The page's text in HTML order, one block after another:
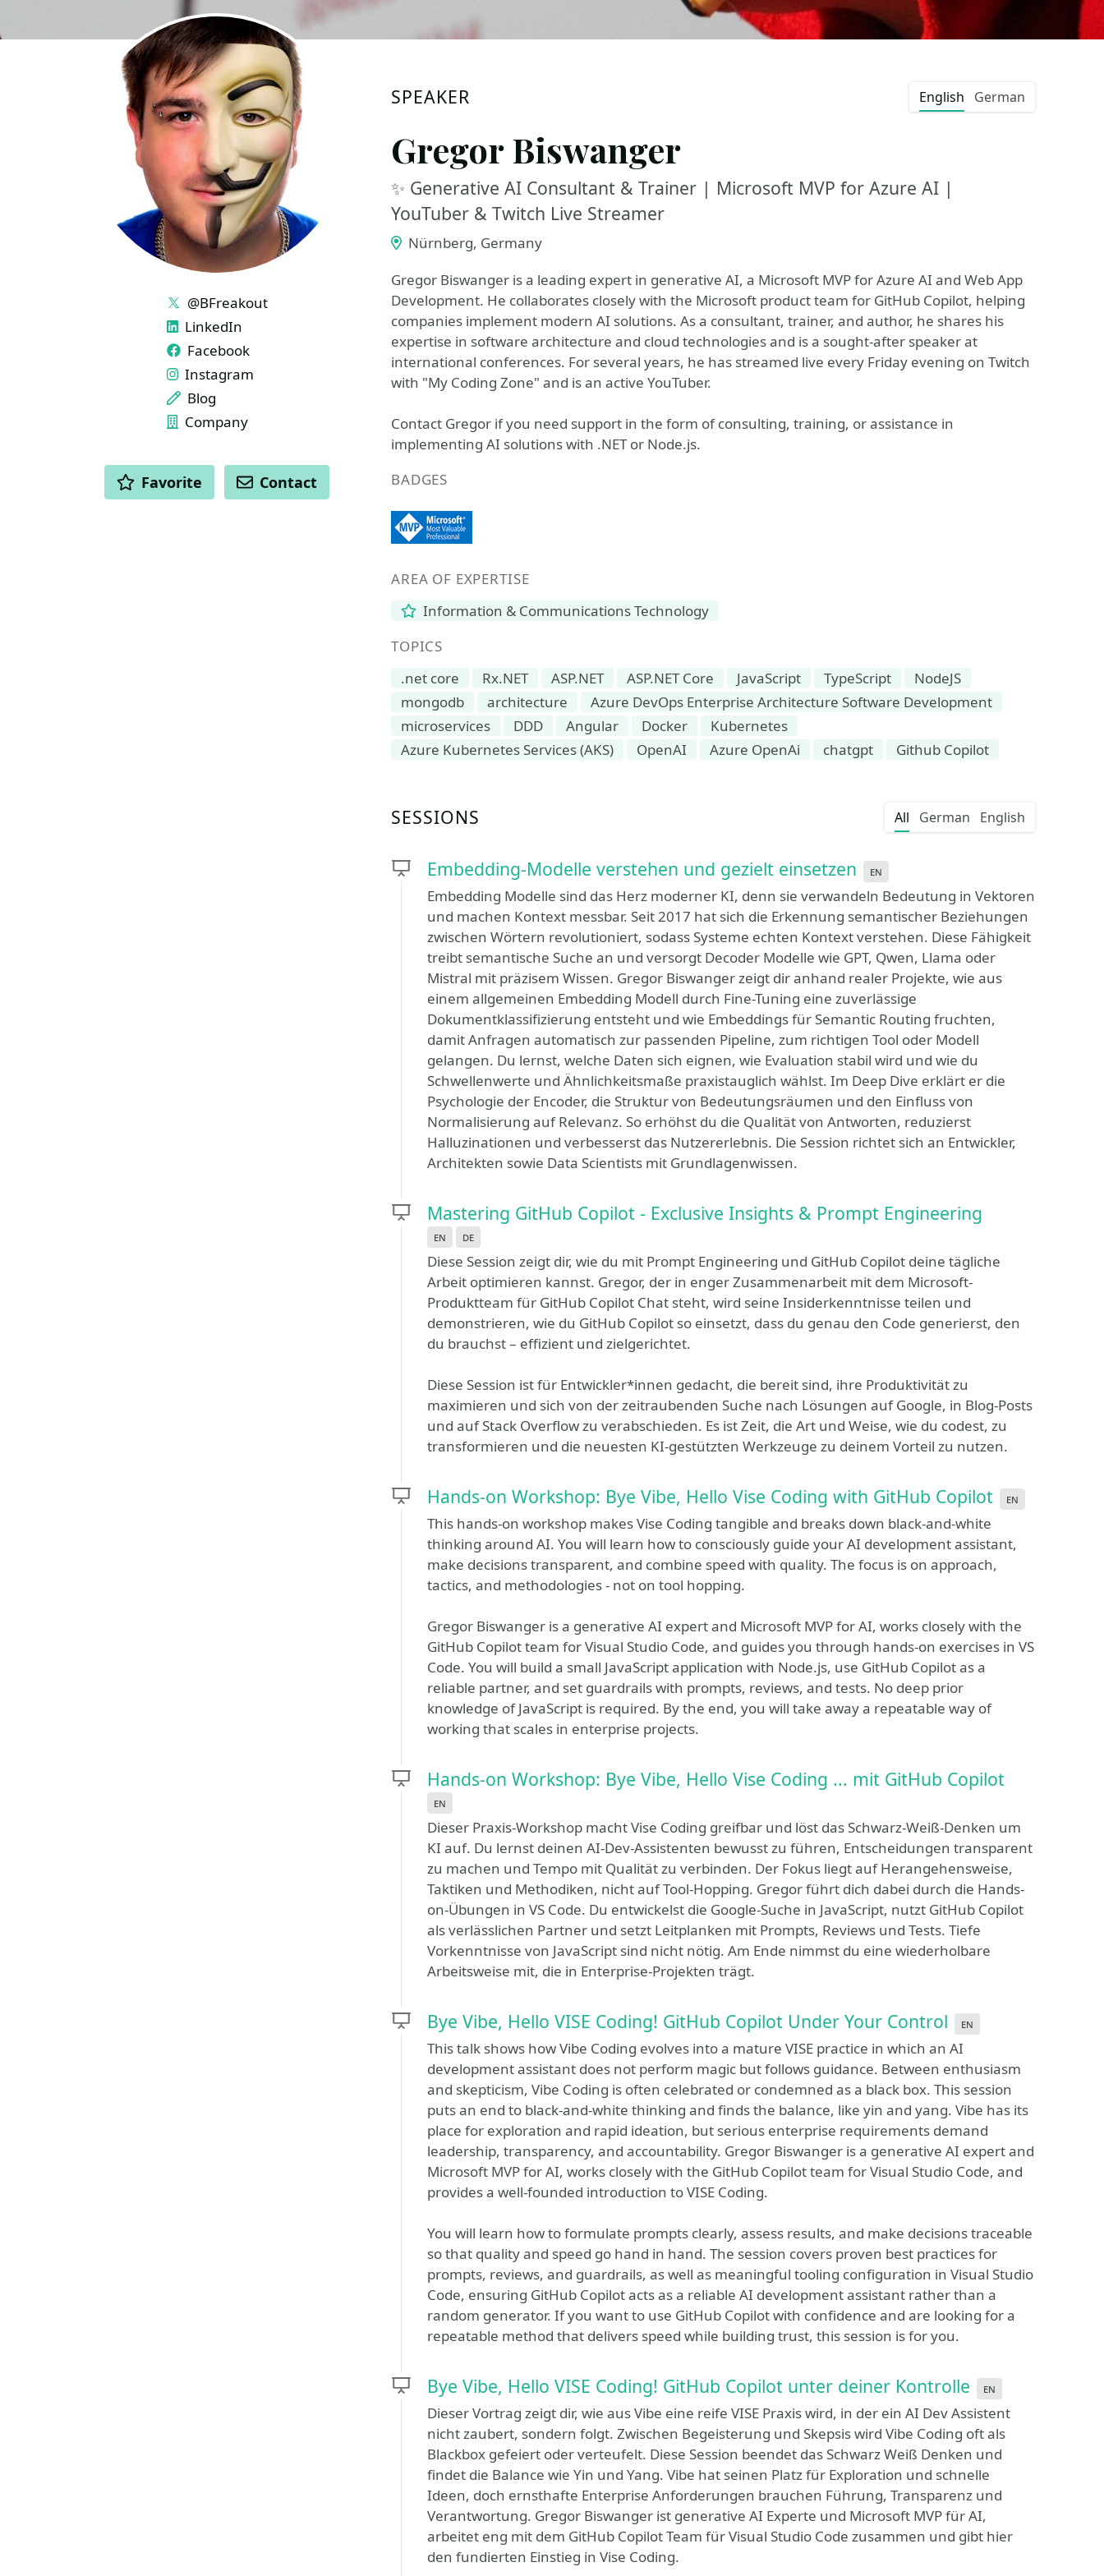
SPEAKER English German
Gregor Biswanger
✨ Generative AI Consultant & Trainer | Microsoft MVP for Azure AI |
YouTuber & Twitch Live Streamer
Nürnberg, Germany
Gregor Biswanger is a leading expert in generative AI, a Microsoft MVP for Azure AI and Web App
Development. He collaborates closely with the Microsoft product team for GitHub Copilot, helping
companies implement modern AI solutions. As a consultant, trainer, and author, he shares his
expertise in software architecture and cloud technologies and is a sought-after speaker at
international conferences. For several years, he has streamed live every Friday evening on Twitch
with "My Coding Zone" and is an active YouTuber.
Contact Gregor if you need support in the form of consulting, training, or assistance in
implementing AI solutions with .NET or Node.js.
BADGES
AREA OF EXPERTISE
Information & Communications Technology
TOPICS
.net core
Rx.NET ASP.NET ASP.NET Core JavaScript TypeScript
NodeJS
mongodb
architecture
Azure DevOps Enterprise Architecture Software Development
microservices
DDD Angular Docker
Kubernetes
Azure Kubernetes Services (AKS)
OpenAI Azure OpenAi chatgpt Github Copilot
SESSIONS All German English
Embedding-Modelle verstehen und gezielt einsetzen en
Embedding Modelle sind das Herz moderner KI, denn sie verwandeln Bedeutung in Vektoren
und machen Kontext messbar. Seit 2017 hat sich die Erkennung semantischer Beziehungen
zwischen Wörtern revolutioniert, sodass Systeme echten Kontext verstehen. Diese Fähigkeit
treibt semantische Suche an und versorgt Decoder Modelle wie GPT, Qwen, Llama oder
Mistral mit präzisem Wissen. Gregor Biswanger zeigt dir anhand realer Projekte, wie aus
einem allgemeinen Embedding Modell durch Fine-Tuning eine zuverlässige
Dokumentklassifizierung entsteht und wie Embeddings für Semantic Routing fruchten,
damit Anfragen automatisch zur passenden Pipeline, zum richtigen Tool oder Modell
gelangen. Du lernst, welche Daten sich eignen, wie Evaluation stabil wird und wie du
Schwellenwerte und Ähnlichkeitsmaße praxistauglich wählst. Im Deep Dive erklärt er die
Psychologie der Encoder, die Struktur von Bedeutungsräumen und den Einfluss von
Normalisierung auf Relevanz. So erhöhst du die Qualität von Antworten, reduzierst
Halluzinationen und verbesserst das Nutzererlebnis. Die Session richtet sich an Entwickler,
Architekten sowie Data Scientists mit Grundlagenwissen.
Mastering GitHub Copilot - Exclusive Insights & Prompt Engineering
en de
Diese Session zeigt dir, wie du mit Prompt Engineering und GitHub Copilot deine tägliche
Arbeit optimieren kannst. Gregor, der in enger Zusammenarbeit mit dem Microsoft-
Produktteam für GitHub Copilot Chat steht, wird seine Insiderkenntnisse teilen und
demonstrieren, wie du GitHub Copilot so einsetzt, dass du genau den Code generierst, den
du brauchst – effizient und zielgerichtet.
Diese Session ist für Entwickler*innen gedacht, die bereit sind, ihre Produktivität zu
maximieren und sich von der zeitraubenden Suche nach Lösungen auf Google, in Blog-Posts
und auf Stack Overflow zu verabschieden. Es ist Zeit, die Art und Weise, wie du codest, zu
transformieren und die neuesten KI-gestützten Werkzeuge zu deinem Vorteil zu nutzen.
Hands-on Workshop: Bye Vibe, Hello Vise Coding with GitHub Copilot en
This hands-on workshop makes Vise Coding tangible and breaks down black-and-white
thinking around AI. You will learn how to consciously guide your AI development assistant,
make decisions transparent, and combine speed with quality. The focus is on approach,
tactics, and methodologies - not on tool hopping.
Gregor Biswanger is a generative AI expert and Microsoft MVP for AI, works closely with the
GitHub Copilot team for Visual Studio Code, and guides you through hands-on exercises in VS
Code. You will build a small JavaScript application with Node.js, use GitHub Copilot as a
reliable partner, and set guardrails with prompts, reviews, and tests. No deep prior
knowledge of JavaScript is required. By the end, you will take away a repeatable way of
working that scales in enterprise projects.
Hands-on Workshop: Bye Vibe, Hello Vise Coding ... mit GitHub Copilot
en
Dieser Praxis-Workshop macht Vise Coding greifbar und löst das Schwarz-Weiß-Denken um
KI auf. Du lernst deinen AI-Dev-Assistenten bewusst zu führen, Entscheidungen transparent
zu machen und Tempo mit Qualität zu verbinden. Der Fokus liegt auf Herangehensweise,
Taktiken und Methodiken, nicht auf Tool-Hopping. Gregor führt dich dabei durch die Hands-
on-Übungen in VS Code. Du entwickelst die Google-Suche in JavaScript, nutzt GitHub Copilot
als verlässlichen Partner und setzt Leitplanken mit Prompts, Reviews und Tests. Tiefe
Vorkenntnisse von JavaScript sind nicht nötig. Am Ende nimmst du eine wiederholbare
Arbeitsweise mit, die in Enterprise-Projekten trägt.
Bye Vibe, Hello VISE Coding! GitHub Copilot Under Your Control en
This talk shows how Vibe Coding evolves into a mature VISE practice in which an AI
development assistant does not perform magic but follows guidance. Between enthusiasm
and skepticism, Vibe Coding is often celebrated or condemned as a black box. This session
puts an end to black-and-white thinking and finds the balance, like yin and yang. Vibe has its
place for exploration and rapid ideation, but serious enterprise requirements demand
leadership, transparency, and accountability. Gregor Biswanger is a generative AI expert and
Microsoft MVP for AI, works closely with the GitHub Copilot team for Visual Studio Code, and
provides a well-founded introduction to VISE Coding.
You will learn how to formulate prompts clearly, assess results, and make decisions traceable
so that quality and speed go hand in hand. The session covers proven best practices for
prompts, reviews, and guardrails, as well as meaningful tooling configuration in Visual Studio
Code, ensuring GitHub Copilot acts as a reliable AI development assistant rather than a
random generator. If you want to use GitHub Copilot with confidence and are looking for a
repeatable method that delivers speed while building trust, this session is for you.
Bye Vibe, Hello VISE Coding! GitHub Copilot unter deiner Kontrolle en
Dieser Vortrag zeigt dir, wie aus Vibe eine reife VISE Praxis wird, in der ein AI Dev Assistent
nicht zaubert, sondern folgt. Zwischen Begeisterung und Skepsis wird Vibe Coding oft als
Blackbox gefeiert oder verteufelt. Diese Session beendet das Schwarz Weiß Denken und
findet die Balance wie Yin und Yang. Vibe hat seinen Platz für Exploration und schnelle
Ideen, doch ernsthafte Enterprise Anforderungen brauchen Führung, Transparenz und
Verantwortung. Gregor Biswanger ist generative AI Experte und Microsoft MVP für AI,
arbeitet eng mit dem GitHub Copilot Team für Visual Studio Code zusammen und gibt hier
den fundierten Einstieg in Vise Coding.
LINKS
@BFreakout
LinkedIn
Facebook
Instagram
Blog
Company
ACTIONS
Favorite Contact